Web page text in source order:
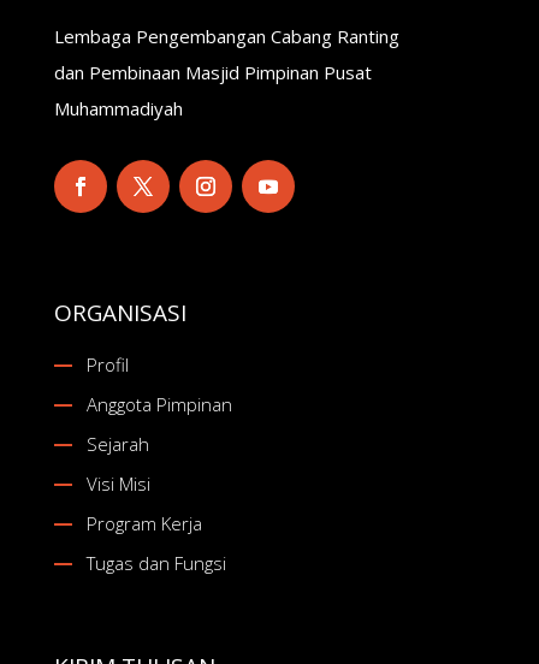
Lembaga Pengembangan Cabang Ranting
dan Pembinaan Masjid Pimpinan Pusat
Muhammadiyah
ORGANISASI
Profil
Anggota Pimpinan
Sejarah
Visi Misi
Program Kerja
Tugas dan Fungsi